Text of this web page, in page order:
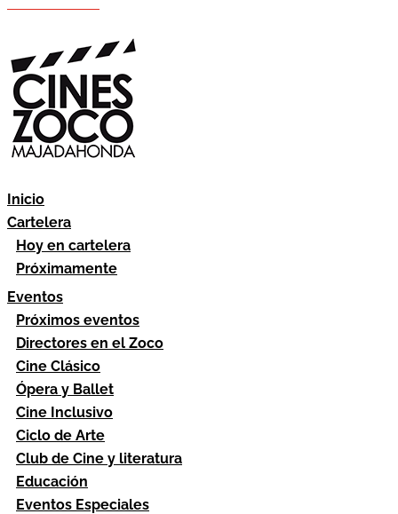
Inicio
Cartelera
Hoy en cartelera
Próximamente
Eventos
Próximos eventos
Directores en el Zoco
Cine Clásico
Ópera y Ballet
Cine Inclusivo
Ciclo de Arte
Club de Cine y literatura
Educación
Eventos Especiales